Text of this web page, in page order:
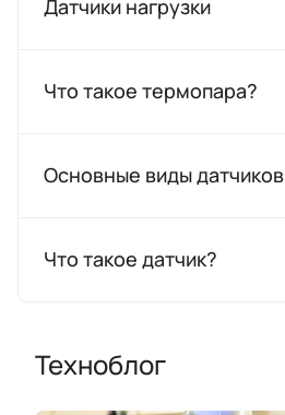
Датчики нагрузки
Что такое термопара?
Основные виды датчиков
Что такое датчик?
Техноблог